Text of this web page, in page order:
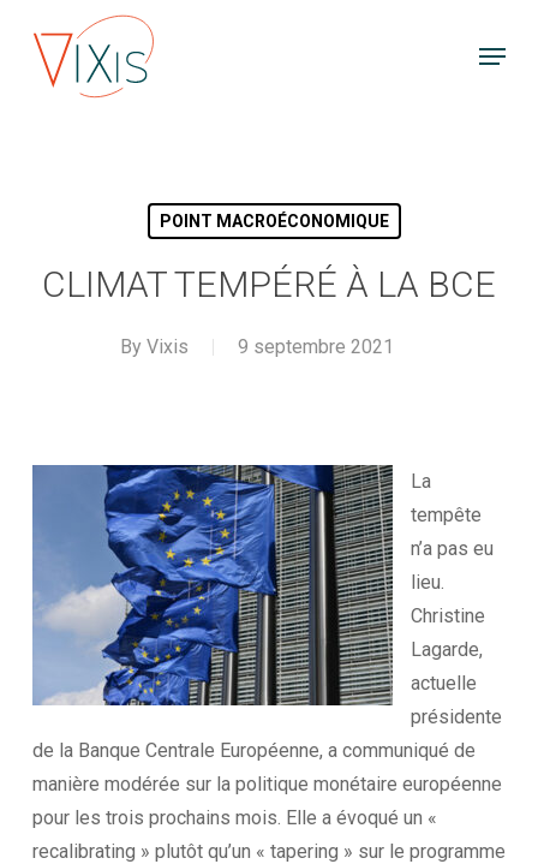
Menu
POINT MACROÉCONOMIQUE
CLIMAT TEMPÉRÉ À LA BCE
By Vixis 9 septembre 2021
La
tempête
n’a pas eu
lieu.
Christine
Lagarde,
actuelle
présidente
de la Banque Centrale Européenne, a communiqué de
manière modérée sur la politique monétaire européenne
pour les trois prochains mois. Elle a évoqué un «
recalibrating » plutôt qu’un « tapering » sur le programme